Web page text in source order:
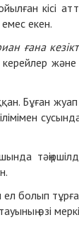
кісі
емес екен.
ғана
Бұған жуап
болып
өзі